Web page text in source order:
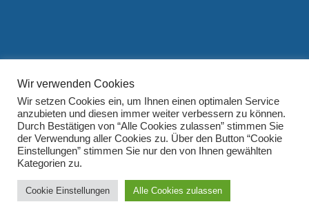
Impressum
Datenschutzerklärung
Wir verwenden Cookies
Wir setzen Cookies ein, um Ihnen einen optimalen Service
anzubieten und diesen immer weiter verbessern zu können.
Durch Bestätigen von “Alle Cookies zulassen” stimmen Sie
der Verwendung aller Cookies zu. Über den Button “Cookie
Einstellungen” stimmen Sie nur den von Ihnen gewählten
Kategorien zu.
Cookie Einstellungen Alle Cookies zulassen